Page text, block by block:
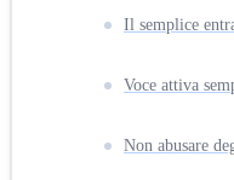
Il semplice
Voce attiva
Non abusare